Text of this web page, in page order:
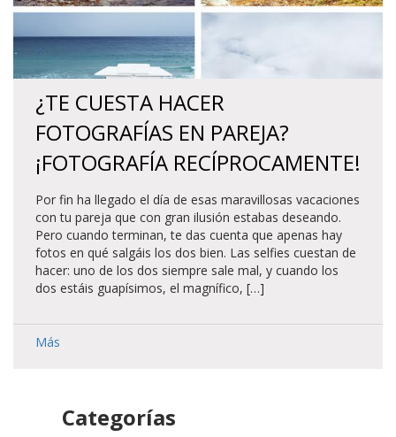
¿TE CUESTA HACER
FOTOGRAFÍAS EN PAREJA?
¡FOTOGRAFÍA RECÍPROCAMENTE!
Por fin ha llegado el día de esas maravillosas vacaciones
con tu pareja que con gran ilusión estabas deseando.
Pero cuando terminan, te das cuenta que apenas hay
fotos en qué salgáis los dos bien. Las selfies cuestan de
hacer: uno de los dos siempre sale mal, y cuando los
dos estáis guapísimos, el magnífico, […]
Más
Categorías